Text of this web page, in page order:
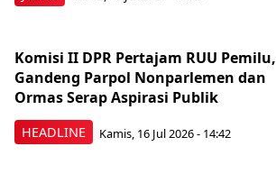
HEADLINE
Komisi II DPR Pertajam RUU Pemilu,
Gandeng Parpol Nonparlemen dan
Ormas Serap Aspirasi Publik
Kamis, 16 Jul 2026 - 14:42